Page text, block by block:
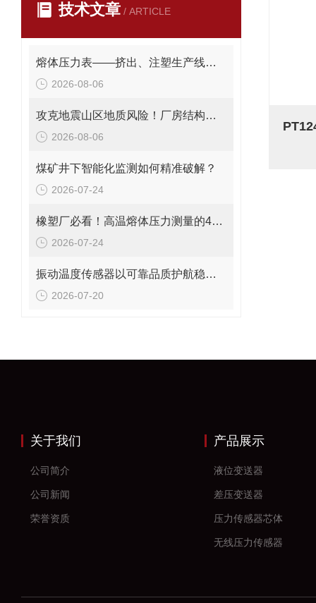
技术文章 / ARTICLE
熔体压力表——挤出、注塑生产线的品质命脉！
2026-08-06
攻克地震山区地质风险！厂房结构在线安全监测解决方案应用。
2026-08-06
煤矿井下智能化监测如何精准破解？
2026-07-24
橡塑厂必看！高温熔体压力测量的4大致命痛点，90%工厂都在踩坑
2026-07-24
振动温度传感器以可靠品质护航稳定运行
2026-07-20
关于我们
公司简介
公司新闻
荣誉资质
产品展示
液位变送器
差压变送器
压力传感器芯体
无线压力传感器